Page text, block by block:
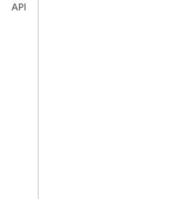
บริการ Google
บริการด้านอุปกรณ์เคลื่อนที่เป็นชุด
และโลจิสติกส์สำหรับธุรกิจของคุณ
บริการคนขับรถแบบออนดีมา
ชุดเครื่องมือนี้ประกอบด้วยบริการ
API